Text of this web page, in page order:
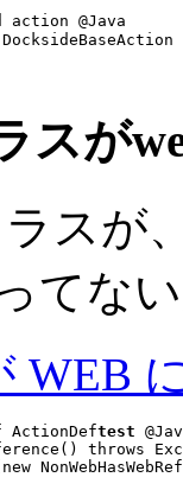
@Java
スが
スが
てな
WEB
ActionDeftest
throws
new